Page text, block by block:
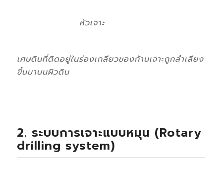
หัวเจาะ
เศษดินที่ติดอยู่ในร่องเกลียวของก้านเจาะถูกลําเลียง
ขึ้นมาบนผิวดิน
2. ระบบการเจาะแบบหมุน (Rotary
drilling system)